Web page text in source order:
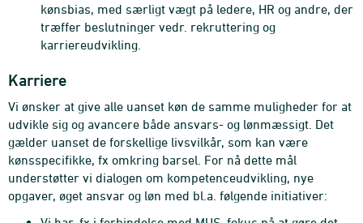
kønsbias, med særligt vægt på ledere, HR og andre, der
træffer beslutninger vedr. rekruttering og
karriereudvikling.
Karriere
Vi ønsker at give alle uanset køn de samme muligheder for at
udvikle sig og avancere både ansvars- og lønmæssigt. Det
gælder uanset de forskellige livsvilkår, som kan være
kønsspecifikke, fx omkring barsel. For nå dette mål
understøtter vi dialogen om kompetenceudvikling, nye
opgaver, øget ansvar og løn med bl.a. følgende initiativer: